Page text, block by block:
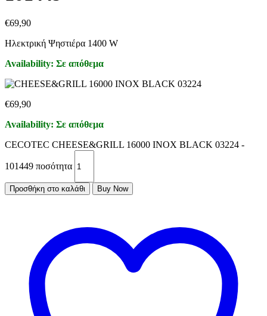
€69,90
Ηλεκτρική Ψηστιέρα 1400 W
Availability: Σε απόθεμα
€69,90
Availability: Σε απόθεμα
CECOTEC CHEESE&GRILL 16000 INOX BLACK 03224 -
101449 ποσότητα
Προσθήκη στο καλάθι Buy Now